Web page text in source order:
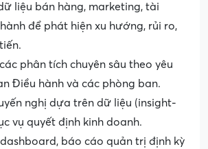
liệu bán hàng, marketing, tài
để phát hiện xu hướng, rủi ro,
phân tích chuyên sâu theo yêu
Điều hành và các phòng ban.
nghị dựa trên dữ liệu (insight-
vụ quyết định kinh doanh.
báo cáo quản trị định kỳ